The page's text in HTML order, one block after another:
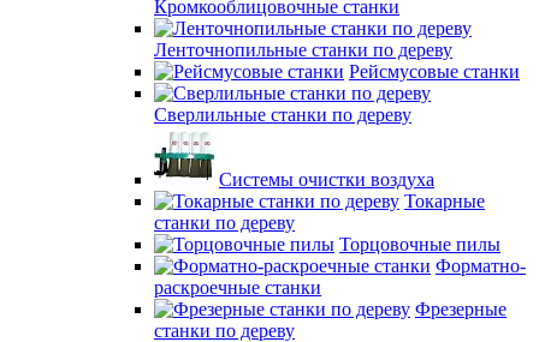
Кромкооблицовочные станки
Ленточнопильные станки по дереву
Рейсмусовые станки
Сверлильные станки по дереву
Системы очистки воздуха
Токарные
станки по дереву
Торцовочные пилы
Форматно-
раскроечные станки
Фрезерные
станки по дереву